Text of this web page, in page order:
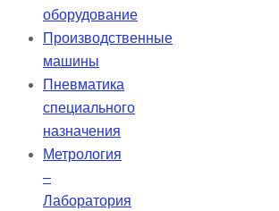
оборудование
Производственные
машины
Пневматика
специального
назначения
Метрология
–
Лаборатория